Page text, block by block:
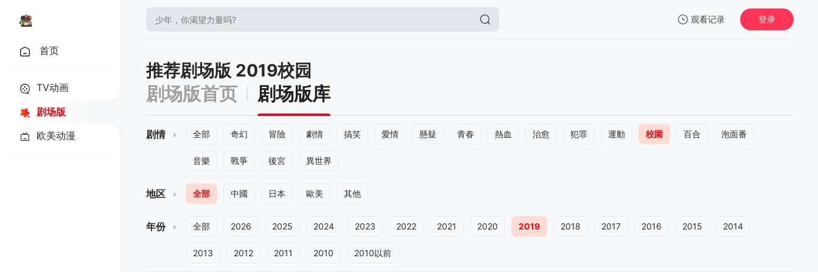
观看记录 登录
首页
TV动画
剧场版
欧美动漫
推荐剧场版 2019校园
剧场版首页 剧场版库
剧情 全部 奇幻 冒險 劇情 搞笑 愛情 懸疑 青春 熱血 治愈 犯罪 運動 校園 百合 泡面番
音樂 戰爭 後宮 異世界
地区 全部 中國 日本 歐美 其他
年份 全部 2026 2025 2024 2023 2022 2021 2020 2019 2018 2017 2016 2015 2014
2013 2012 2011 2010 2010以前